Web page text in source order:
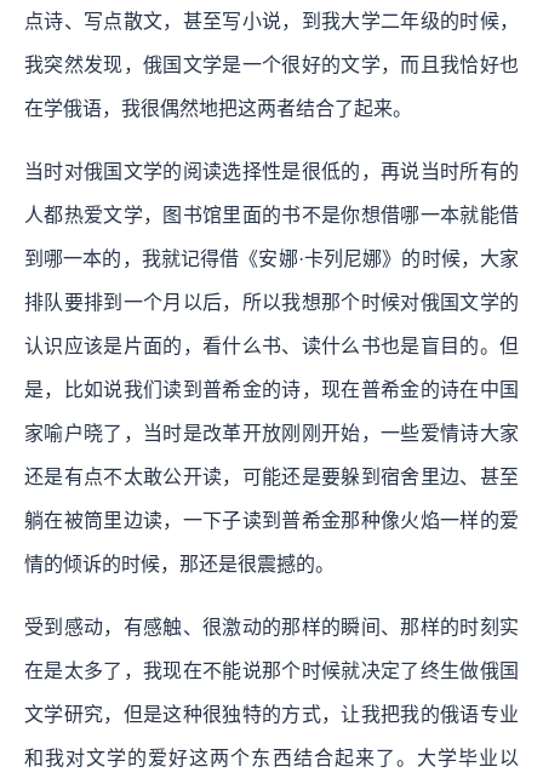
点诗、写点散文，甚至写小说，到我大学二年级的时候，
我突然发现，俄国文学是一个很好的文学，而且我恰好也
在学俄语，我很偶然地把这两者结合了起来。
当时对俄国文学的阅读选择性是很低的，再说当时所有的
人都热爱文学，图书馆里面的书不是你想借哪一本就能借
到哪一本的，我就记得借《安娜·卡列尼娜》的时候，大家
排队要排到一个月以后，所以我想那个时候对俄国文学的
认识应该是片面的，看什么书、读什么书也是盲目的。但
是，比如说我们读到普希金的诗，现在普希金的诗在中国
家喻户晓了，当时是改革开放刚刚开始，一些爱情诗大家
还是有点不太敢公开读，可能还是要躲到宿舍里边、甚至
躺在被筒里边读，一下子读到普希金那种像火焰一样的爱
情的倾诉的时候，那还是很震撼的。
受到感动，有感触、很激动的那样的瞬间、那样的时刻实
在是太多了，我现在不能说那个时候就决定了终生做俄国
文学研究，但是这种很独特的方式，让我把我的俄语专业
和我对文学的爱好这两个东西结合起来了。大学毕业以